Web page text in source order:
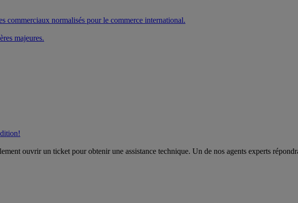
commerciaux normalisés pour le commerce international.
majeures.
ouvrir un ticket pour obtenir une assistance technique. Un de nos agents experts